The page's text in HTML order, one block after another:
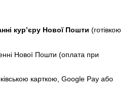
кур’єру Нової Пошти (готівкою
Нової Пошти (оплата при
карткою, Google Pay або